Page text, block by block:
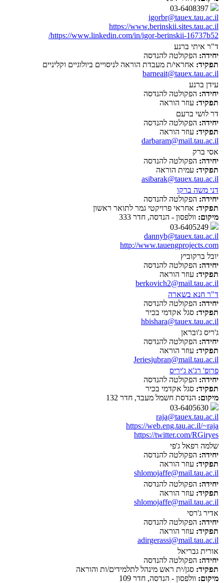
igorbr@tauex.tau.ac.il
https://www.berinskii.sites.tau.ac.il
https://www.linkedin.com/in/igor-berinskii-16737b52/
ד"ר איתי ברנע
יחידה: הפקולטה להנדסה
תפקיד: אחראי/ת מעבדת הוראה לניסויים ביולוגיים וקליניים
barneait@tauex.tau.ac.il
עידן ברנע
יחידה: הפקולטה להנדסה
תפקיד: עוזר הוראה
דר לושי ברעם
יחידה: הפקולטה להנדסה
תפקיד: עוזר הוראה
darbaram@mail.tau.ac.il
אסי ברק
יחידה: הפקולטה להנדסה
תפקיד: עמית הוראה
asibarak@tauex.tau.ac.il
דני משה ברקו
יחידה: הפקולטה להנדסה
תפקיד: אחראי פרויקטי גמר לתואר ראשון
מיקום: וולפסון - הנדסה, חדר 333
dannyb@tauex.tau.ac.il
http://www.tauengprojects.com
יובל ברקוביץ
יחידה: הפקולטה להנדסה
תפקיד: עוזר הוראה
berkovich2@mail.tau.ac.il
ד"ר חנא בשארה
יחידה: הפקולטה להנדסה
תפקיד: סגל אקדמי בכיר
hbishara@tauex.tau.ac.il
ג'ריס ג'ובראן
יחידה: הפקולטה להנדסה
תפקיד: עוזר הוראה
Jeriesjubran@mail.tau.ac.il
פרופ' רג'א ג'יריס
יחידה: הפקולטה להנדסה
תפקיד: סגל אקדמי בכיר
מיקום: הנדסת חשמל מעבד, חדר 132
raja@tauex.tau.ac.il
https://web.eng.tau.ac.il/~raja
https://twitter.com/RGiryes
שלמה רפאל ג'פי
יחידה: הפקולטה להנדסה
תפקיד: עוזר הוראה
shlomojaffe@mail.tau.ac.il
יחידה: הפקולטה להנדסה
תפקיד: עוזר הוראה
shlomojaffe@mail.tau.ac.il
אדיר ג'רסי
יחידה: הפקולטה להנדסה
תפקיד: עוזר הוראה
adirgerassi@mail.tau.ac.il
אורית גבריאל
יחידה: הפקולטה להנדסה
תפקיד: סגן/ית ראש מינהל לתלמידים/ות והוראה
מיקום: וולפסון - הנדסה, חדר 109